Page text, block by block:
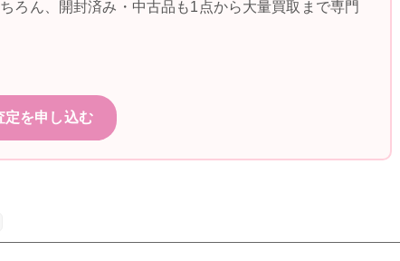
ろん、開封済み・中古品も1点から大量買取まで専門
定を申し込む